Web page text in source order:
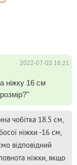
2022-07-03 16:21
ніжку 16 см
чобітка 18.5 см,
ніжки -16 см,
відповідний
ніжки, якщо